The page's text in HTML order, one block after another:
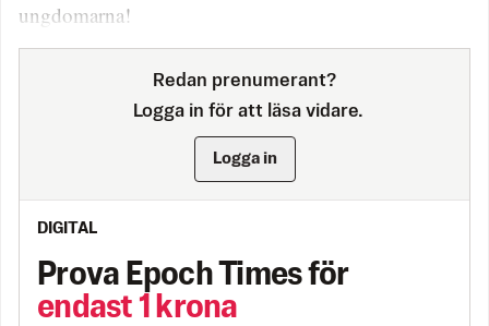
ungdomarna!
Redan prenumerant?
Logga in för att läsa vidare.
Logga in
DIGITAL
Prova Epoch Times för
endast 1 krona